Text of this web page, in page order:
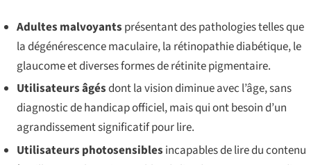
Adultes malvoyants présentant des pathologies telles que
la dégénérescence maculaire, la rétinopathie diabétique, le
glaucome et diverses formes de rétinite pigmentaire.
Utilisateurs âgésdont la vision diminue avec l’âge, sans
diagnostic de handicap officiel, mais qui ont besoin d’un
agrandissement significatif pour lire.
Utilisateurs photosensibles incapables de lire du contenu